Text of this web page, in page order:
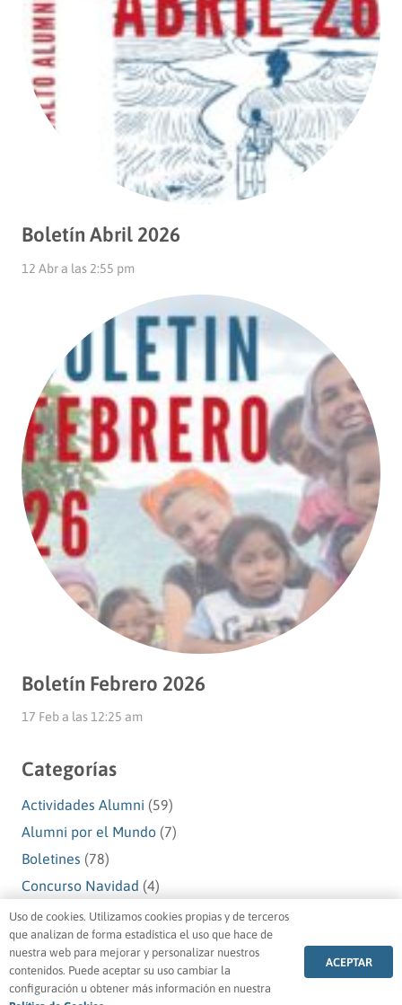
Boletín Abril 2026
12 Abr a las 2:55 pm
Boletín Febrero 2026
17 Feb a las 12:25 am
Categorías
Actividades Alumni (59)
Alumni por el Mundo (7)
Boletines (78)
Concurso Navidad (4)
Navidad Alumni(10)
Premios Alumni (1)
Testimonios Alumni(49)
Voluntariado Alumni (5)
Uso de cookies. Utilizamos cookies propias y de terceros
que analizan de forma estadística el uso que hace de
nuestra web para mejorar y personalizar nuestros
contenidos. Puede aceptar su uso cambiar la
configuración u obtener más información en nuestra
ACEPTAR